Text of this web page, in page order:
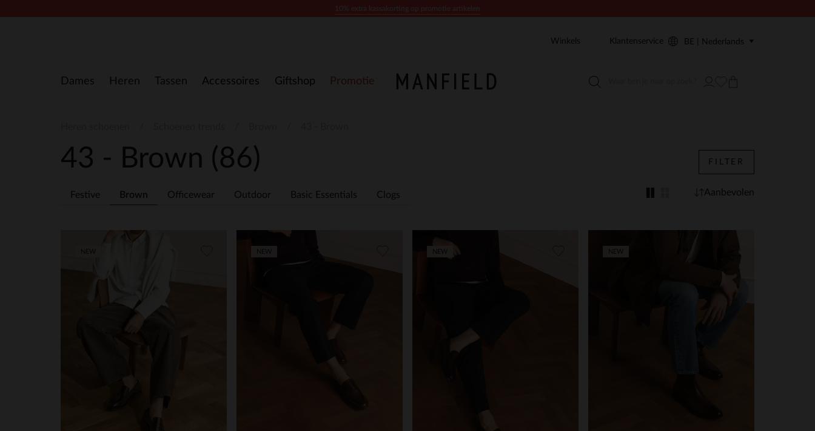
Dames Heren Tassen Accessoires Giftshop Promotie
Winkels Klantenservice BE | Nederlands
43 - Brown (86)
Festive Brown Officewear Outdoor Basic Essentials Clogs
FILTER
Aanbevolen